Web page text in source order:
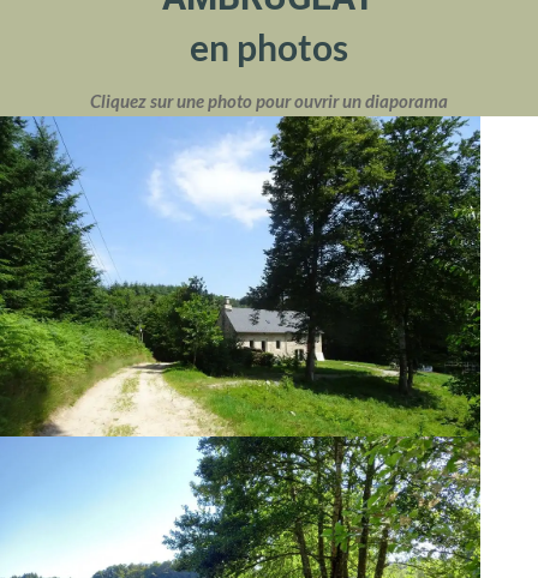
en photos
Cliquez sur une photo pour ouvrir un diaporama